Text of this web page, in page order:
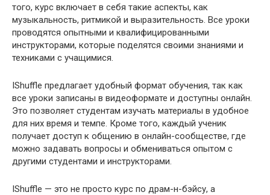
того, курс включает в себя такие аспекты, как
музыкальность, ритмикой и выразительность. Все уроки
проводятся опытными и квалифицированными
инструкторами, которые поделятся своими знаниями и
техниками с учащимися.
IShuffle предлагает удобный формат обучения, так как
все уроки записаны в видеоформате и доступны онлайн.
Это позволяет студентам изучать материалы в удобное
для них время и темпе. Кроме того, каждый ученик
получает доступ к общению в онлайн-сообществе, где
можно задавать вопросы и обмениваться опытом с
другими студентами и инструкторами.
IShuffle — это не просто курс по драм-н-бэйсу, а